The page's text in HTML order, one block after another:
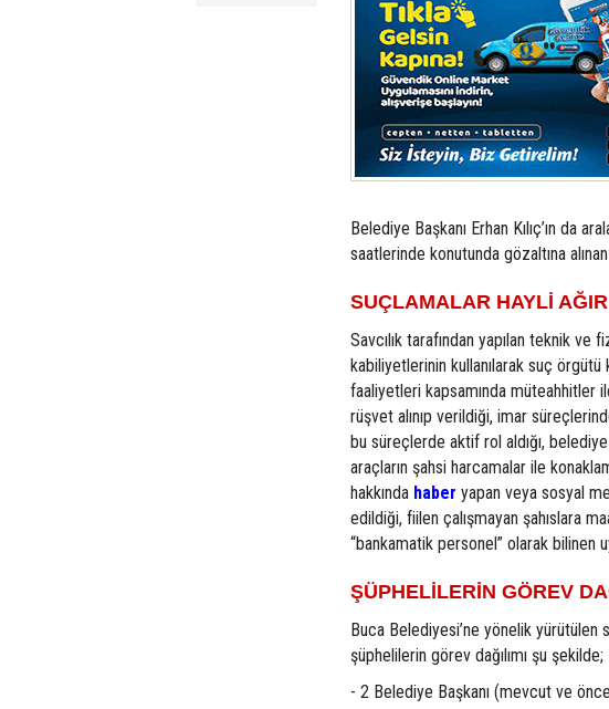
Belediye Başkanı Erhan Kılıç’ın da
saatlerinde konutunda gözaltına
SUÇLAMALAR HAYLİ AĞIR
Savcılık tarafından yapılan teknik
kabiliyetlerinin kullanılarak suç
faaliyetleri kapsamında müteahhitler
rüşvet alınıp verildiği, imar
bu süreçlerde aktif rol aldığı,
araçların şahsi harcamalar ile
hakkında haber yapan veya sosyal
edildiği, fiilen çalışmayan şahıslara
“bankamatik personel” olarak bilinen
ŞÜPHELİLERİN GÖREV
Buca Belediyesi’ne yönelik yürütülen
şüphelilerin görev dağılımı şu şekilde;
- 2 Belediye Başkanı (mevcut ve